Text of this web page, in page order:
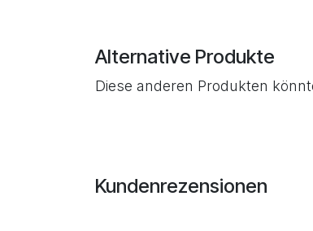
Alternative Produkte
Diese anderen Produkten
Kundenrezensionen